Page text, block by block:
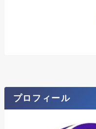
プロフィール